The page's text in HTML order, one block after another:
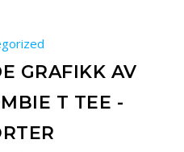
GRAFIKK AV
T TEE -